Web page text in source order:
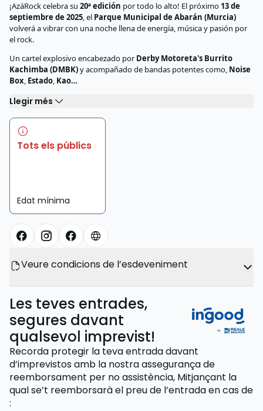
¡AzáRock celebra su 20ª edición por todo lo alto! El próximo 13 de
septiembre de 2025, el Parque Municipal de Abarán (Murcia)
volverá a vibrar con una noche llena de energía, música y pasión por
el rock.
Un cartel explosivo encabezado porDerby Motoreta's Burrito
Kachimba (DMBK)y acompañado de bandas potentes como, Noise
Box, Estado, Kao…
Llegir més
Tots els públics
Edat mínima
Veure condicions de l’esdeveniment
Les teves entrades,
segures davant
qualsevol imprevist!
Recorda protegir la teva entrada davant
d’imprevistos amb la nostra assegurança de
reemborsament per no assistència, Mitjançant la
qual se’t reemborsarà el preu de l’entradaen cas de
: